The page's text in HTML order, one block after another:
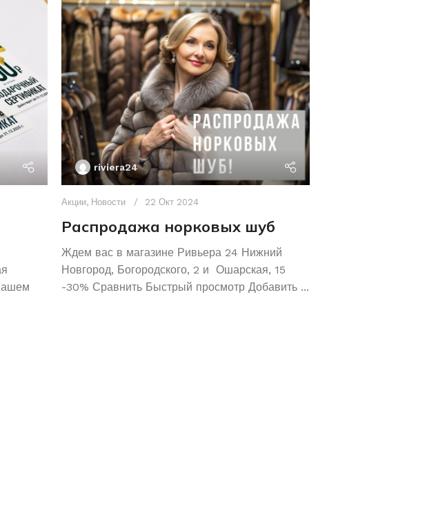
riviera24
Акции, Новости 22 Окт 2024
Распродажа норковых шуб
Ждем вас в магазине Ривьера 24 Нижний
Новгород, Богородского, 2 и Ошарская, 15
-30% Сравнить Быстрый просмотр Добавить ...